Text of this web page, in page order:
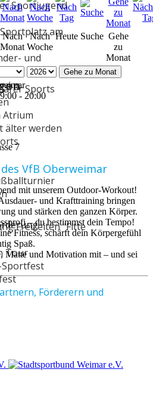
Sportjugend
am
und
Sports
Atrium
älter werden
Freizeiten "Fitte
Tour
Nach
Monat
Nach
Woche
Heute Suche Gehe
zu
Monat
Gehe zu Monat
- 20:00
7
VfB Oberweimar
mit unserem Outdoor-Workout!
und Krafttraining bringen
und stärken den ganzen Körper.
– du bestimmst dein Tempo!
Fitness, schärft dein Körpergefühl
Spaß.
Matte und Motivation mit – und sei
Förderern und